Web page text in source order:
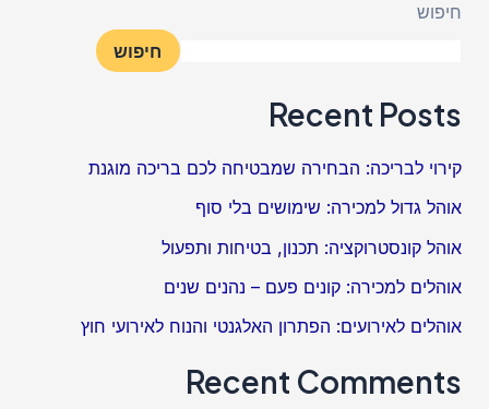
חיפוש
חיפוש
Recent Posts
קירוי לבריכה: הבחירה שמבטיחה לכם בריכה מוגנת
אוהל גדול למכירה: שימושים בלי סוף
אוהל קונסטרוקציה: תכנון, בטיחות ותפעול
אוהלים למכירה: קונים פעם – נהנים שנים
אוהלים לאירועים: הפתרון האלגנטי והנוח לאירועי חוץ
Recent Comments